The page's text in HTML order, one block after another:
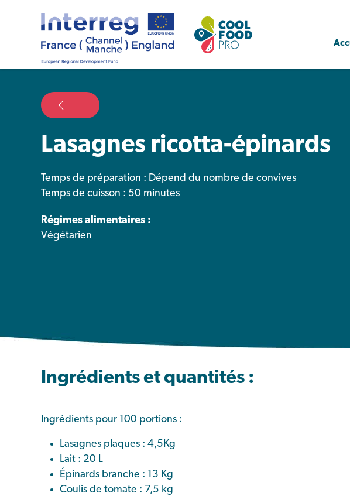
Lasagnes ricotta-épinards
Temps de préparation : Dépend du nombre de convives
Temps de cuisson : 50 minutes
Régimes alimentaires :
Végétarien
Ingrédients et quantités :
Ingrédients pour 100 portions :
Lasagnes plaques : 4,5Kg
Lait : 20 L
Épinards branche : 13 Kg
Coulis de tomate : 7,5 kg